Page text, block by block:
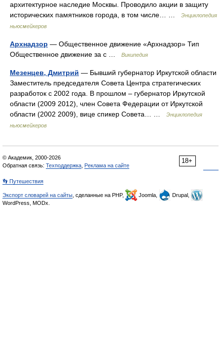
архитектурное наследие Москвы. Проводило акции в защиту
исторических памятников города, в том числе… …
Энциклопедия
ньюсмейкеров
Архнадзор — Общественное движение «Архнадзор» Тип
Общественное движение за с …
Википедия
Мезенцев, Дмитрий — Бывший губернатор Иркутской области
Заместитель председателя Совета Центра стратегических
разработок с 2002 года. В прошлом – губернатор Иркутской
области (2009 2012), член Совета Федерации от Иркутской
области (2002 2009), вице спикер Совета… …
Энциклопедия
ньюсмейкеров
18+
© Академик, 2000-2026
Обратная связь: Техподдержка Реклама на сайте
👣 Путешествия
Экспорт словарей на сайты , сделанные на PHP, Joomla,
Drupal,
WordPress, MODx.